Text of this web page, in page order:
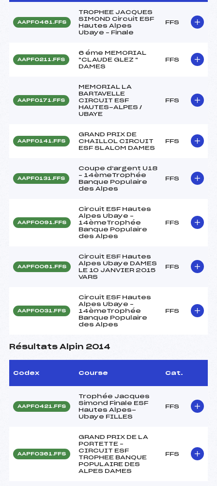
AAPF0461.FFS
TROPHEE JACQUES
SIMOND Circuit ESF
Hautes Alpes
Ubaye – Finale
FFS
AAPF0211.FFS
6 éme MEMORIAL
"CLAUDE GLEZ "
DAMES
FFS
AAPF0171.FFS
MEMORIAL LA
BARTAVELLE
CIRCUIT ESF
HAUTES-ALPES /
UBAYE
FFS
AAPF0141.FFS
GRAND PRIX DE
CHAILLOL CIRCUIT
ESF SLALOM DAMES
FFS
AAPF0131.FFS
Coupe d'argent U18
– 14èmeTrophée
Banque Populaire
des Alpes
FFS
AAPF0091.FFS
Circuit ESF Hautes
Alpes Ubaye –
14èmeTrophée
Banque Populaire
des Alpes
FFS
AAPF0061.FFS
Circuit ESF Hautes
Alpes Ubaye DAMES
LE 10 JANVIER 2015
VARS
FFS
AAPF0031.FFS
Circuit ESF Hautes
Alpes Ubaye –
14èmeTrophée
Banque Populaire
des Alpes
FFS
Résultats Alpin 2014
Codex Course Cat.
AAPF0421.FFS
Trophée Jacques
Simond Finale ESF
Hautes Alpes-
Ubaye FILLES
FFS
AAPF0361.FFS
GRAND PRIX DE LA
PORTETTE –
CIRCUIT ESF
TROPHEE BANQUE
POPULAIRE DES
ALPES DAMES
FFS